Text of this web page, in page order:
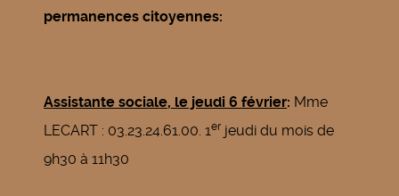
permanences citoyennes:
Assistante sociale, le jeudi 6 février: Mme
LECART : 03.23.24.61.00. 1er jeudi du mois de
9h30 à 11h30